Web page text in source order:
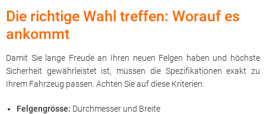
Die richtige Wahl treffen: Worauf es
ankommt
Damit Sie lange Freude an Ihren neuen Felgen haben und höchste
Sicherheit gewährleistet ist, müssen die Spezifikationen exakt zu
Ihrem Fahrzeug passen. Achten Sie auf diese Kriterien:
Felgengrösse: Durchmesser und Breite